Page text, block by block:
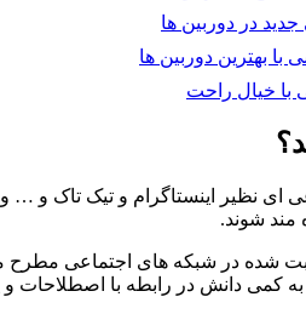
بهترین دوربین ها
خیال راحت
ای نظیر اینستاگرام و تیک تاک و
مند شوند.
شده در شبکه های اجتماعی
کمی دانش در رابطه با اصطلاحات و